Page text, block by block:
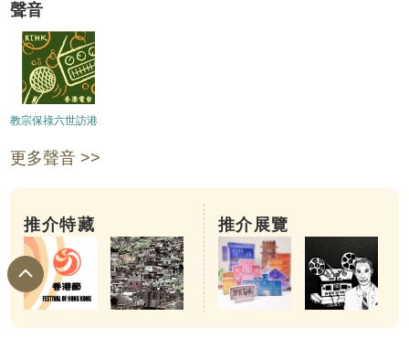
聲音
教宗保祿六世訪港
更多聲音 >>
推介特藏 推介展覽